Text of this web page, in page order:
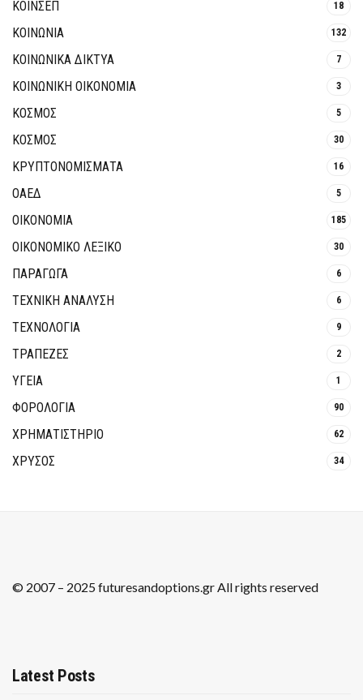
ΚΟΙΝΣΕΠ 18
ΚΟΙΝΩΝΙΑ 132
ΚΟΙΝΩΝΙΚΆ ΔΊΚΤΥΑ 7
ΚΟΙΝΩΝΙΚΉ ΟΙΚΟΝΟΜΊΑ 3
ΚΟΣΜΟΣ 5
ΚΟΣΜΟΣ 30
ΚΡΥΠΤΟΝΟΜΊΣΜΑΤΑ 16
ΟΑΕΔ 5
ΟΙΚΟΝΟΜΙΑ 185
ΟΙΚΟΝΟΜΙΚΟ ΛΕΞΙΚΟ 30
ΠΑΡΑΓΩΓΑ 6
ΤΕΧΝΙΚΗ ΑΝΑΛΥΣΗ 6
ΤΕΧΝΟΛΟΓΙΑ 9
ΤΡΆΠΕΖΕΣ 2
ΥΓΕΙΑ 1
ΦΟΡΟΛΟΓΙΑ 90
ΧΡΗΜΑΤΙΣΤΗΡΙΟ 62
ΧΡΥΣΟΣ 34
© 2007 – 2025 futuresandoptions.gr All rights reserved
Latest Posts